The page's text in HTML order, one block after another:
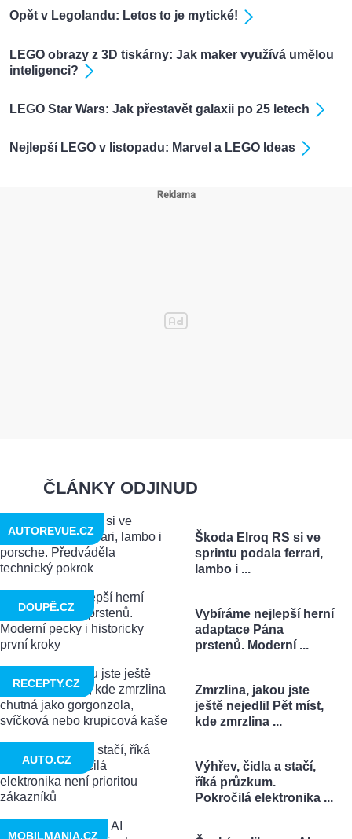
Opět v Legolandu: Letos to je mytické!
LEGO obrazy z 3D tiskárny: Jak maker využívá umělou
inteligenci?
LEGO Star Wars: Jak přestavět galaxii po 25 letech
Nejlepší LEGO v listopadu: Marvel a LEGO Ideas
ČLÁNKY ODJINUD
Škoda Elroq RS si ve
sprintu podala ferrari,
lambo i ...
AUTOREVUE.CZ
Vybíráme nejlepší herní
adaptace Pána
prstenů. Moderní ...
DOUPĚ.CZ
Zmrzlina, jakou jste
ještě nejedli! Pět míst,
kde zmrzlina ...
RECEPTY.CZ
Výhřev, čidla a stačí,
říká průzkum.
Pokročilá elektronika ...
AUTO.CZ
MOBILMANIA.CZ